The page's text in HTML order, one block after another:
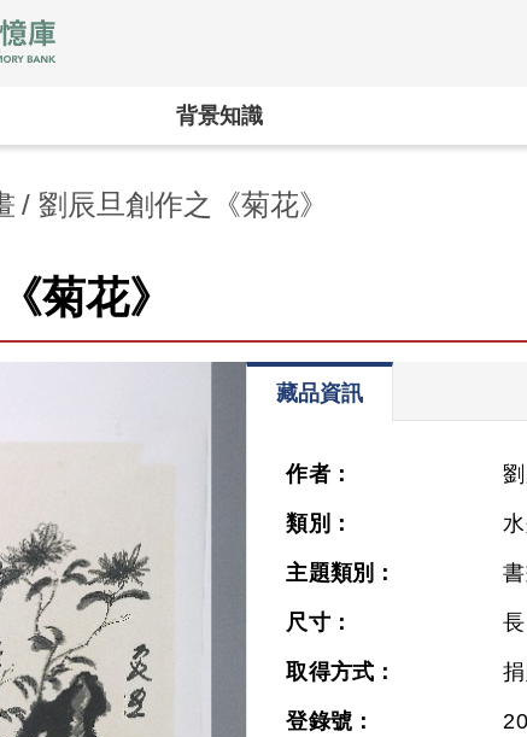
背景知識
劉辰旦創作之《菊花》
菊花》
藏品資訊
作者：
類別：
主題類別：
尺寸：
取得方式：
登錄號：